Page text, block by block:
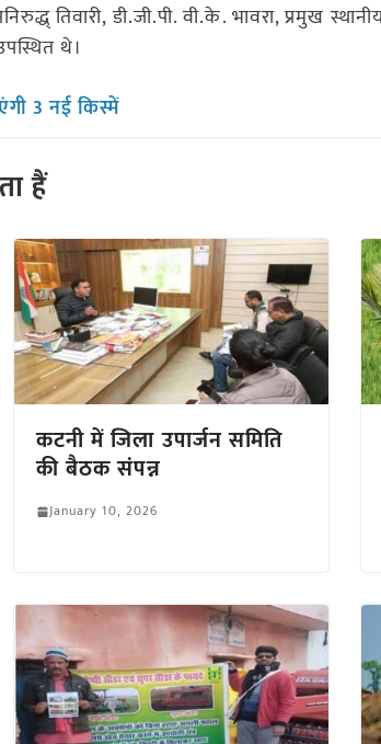
तिवारी, डी.जी.पी. वी.के. भावरा, प्रमुख
थे।
3 नई किस्में
हैं
कटनी में जिला उपार्जन समिति
की बैठक संपन्न
January 10, 2026